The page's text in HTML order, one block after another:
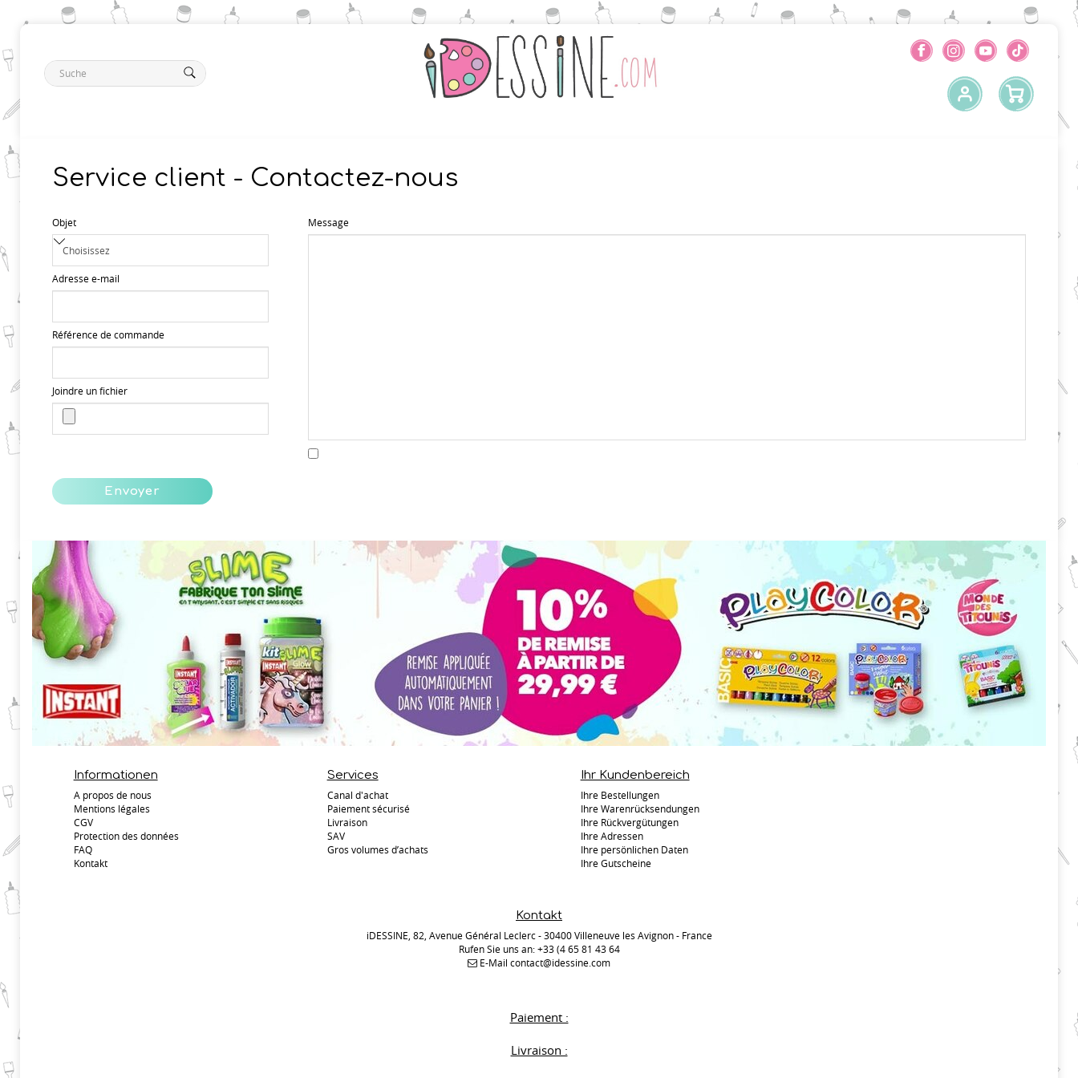
Service client - Contactez-nous
Objet
Adresse e-mail
Référence de commande
Joindre un fichier
Message
Envoyer
Paiement :
Livraison :
Informationen
A propos de nous
Mentions légales
CGV
Protection des données
FAQ
Kontakt
Services
Canal d'achat
Paiement sécurisé
Livraison
SAV
Gros volumes d’achats
Ihr Kundenbereich
Ihre Bestellungen
Ihre Warenrücksendungen
Ihre Rückvergütungen
Ihre Adressen
Ihre persönlichen Daten
Ihre Gutscheine
Kontakt
iDESSINE, 82, Avenue Général Leclerc - 30400 Villeneuve les Avignon - France
Rufen Sie uns an:+33 (4 65 81 43 64
E-Mail contact@idessine.com